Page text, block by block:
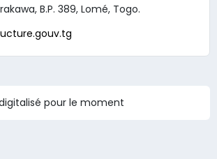
B.P. 389, Lomé, Togo.
pour le moment